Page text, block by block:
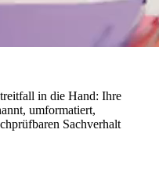
in die Hand: Ihre
umformatiert,
Sachverhalt